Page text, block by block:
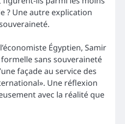
? Une autre explication
Égyptien, Samir
sans souveraineté
façade au service des
Une réflexion
avec la réalité que